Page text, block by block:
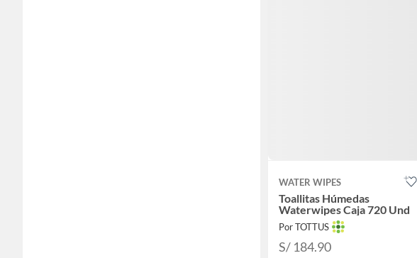
WATER WIPES
Toallitas Húmedas
Waterwipes Caja 720 Und
Por TOTTUS
S/ 184.90